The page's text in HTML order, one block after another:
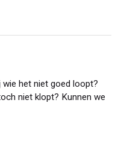
wie het niet goed loopt?
niet klopt? Kunnen we